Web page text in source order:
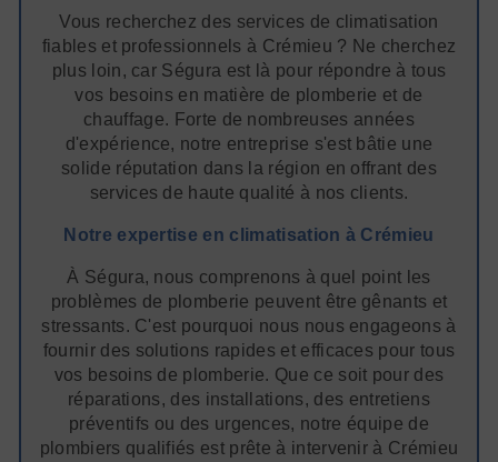
Vous recherchez des services de climatisation
fiables et professionnels à Crémieu ? Ne cherchez
plus loin, car Ségura est là pour répondre à tous
vos besoins en matière de plomberie et de
chauffage. Forte de nombreuses années
d'expérience, notre entreprise s'est bâtie une
solide réputation dans la région en offrant des
services de haute qualité à nos clients.
Notre expertise en climatisation à Crémieu
À Ségura, nous comprenons à quel point les
problèmes de plomberie peuvent être gênants et
stressants. C'est pourquoi nous nous engageons à
fournir des solutions rapides et efficaces pour tous
vos besoins de plomberie. Que ce soit pour des
réparations, des installations, des entretiens
préventifs ou des urgences, notre équipe de
plombiers qualifiés est prête à intervenir à Crémieu